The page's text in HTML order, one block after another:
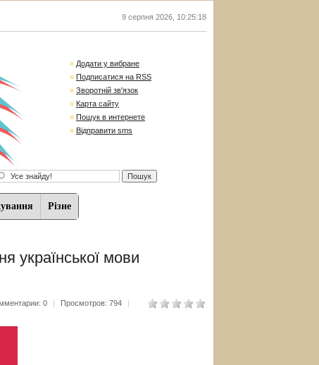
9 серпня 2026 10:25:19
» Додати у вибране
» Подписатися на RSS
» Зворотній зв'язок
» Карта сайту
» Пошук в интернете
» Відправити sms
Різне
української мови
0 | Просмотров: 794 |